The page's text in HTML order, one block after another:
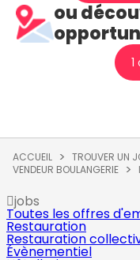
ou
ACCUEIL TROUVER UN
VENDEUR BOULANGERIE
jobs
Toutes les offres
Restauration
Restauration
Évènementiel